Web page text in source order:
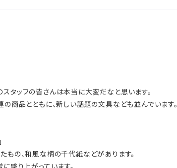
タッフの皆さんは本当に大変だなと思います。
商品とともに、新しい話題の文具なども並んでいます。
もの、和風な柄の千代紙などがあります。
盛り上がっています。